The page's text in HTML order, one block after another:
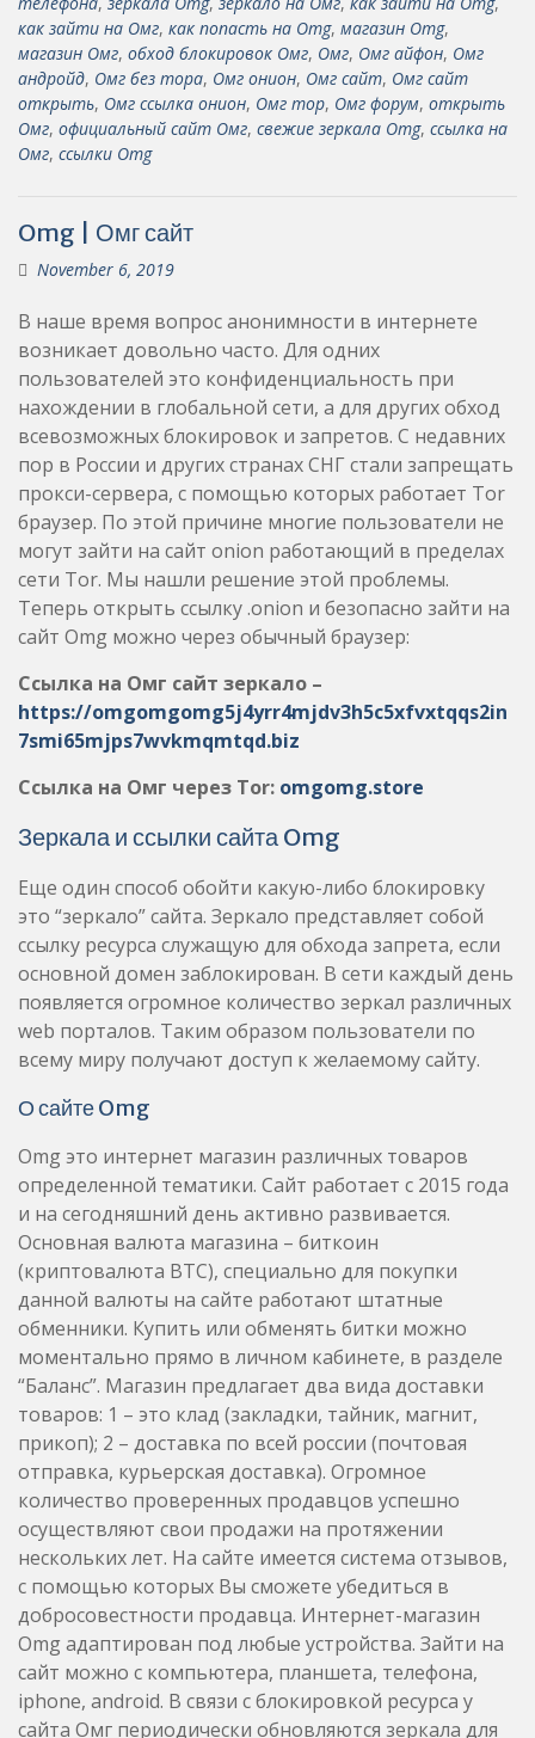
как зайти на Омг, как попасть на Omg, магазин Omg,
магазин Омг, обход блокировок Омг, Омг, Омг айфон, Омг
андройд, Омг без тора, Омг онион, Омг сайт, Омг сайт
открыть, Омг ссылка онион, Омг тор, Омг форум, открыть
Омг, официальный сайт Омг, свежие зеркала Omg, ссылка на
Омг, ссылки Omg
Omg | Омг сайт
November 6, 2019
В наше время вопрос анонимности в интернете
возникает довольно часто. Для одних
пользователей это конфиденциальность при
нахождении в глобальной сети, а для других обход
всевозможных блокировок и запретов. С недавних
пор в России и других странах СНГ стали запрещать
прокси-сервера, с помощью которых работает Tor
браузер. По этой причине многие пользователи не
могут зайти на сайт onion работающий в пределах
сети Tor. Мы нашли решение этой проблемы.
Теперь открыть ссылку .onion и безопасно зайти на
сайт Omg можно через обычный браузер:
Ссылка на Омг сайт зеркало –
https://omgomgomg5j4yrr4mjdv3h5c5xfvxtqqs2in
7smi65mjps7wvkmqmtqd.biz
Ссылка на Омг через Tor: omgomg.store
Зеркала и ссылки сайта Omg
Еще один способ обойти какую-либо блокировку
это “зеркало” сайта. Зеркало представляет собой
ссылку ресурса служащую для обхода запрета, если
основной домен заблокирован. В сети каждый день
появляется огромное количество зеркал различных
web порталов. Таким образом пользователи по
всему миру получают доступ к желаемому сайту.
О сайте Omg
Omg это интернет магазин различных товаров
определенной тематики. Сайт работает с 2015 года
и на сегодняшний день активно развивается.
Основная валюта магазина – биткоин
(криптовалюта BTC), специально для покупки
данной валюты на сайте работают штатные
обменники. Купить или обменять битки можно
моментально прямо в личном кабинете, в разделе
“Баланс”. Магазин предлагает два вида доставки
товаров: 1 – это клад (закладки, тайник, магнит,
прикоп); 2 – доставка по всей россии (почтовая
отправка, курьерская доставка). Огромное
количество проверенных продавцов успешно
осуществляют свои продажи на протяжении
нескольких лет. На сайте имеется система отзывов,
с помощью которых Вы сможете убедиться в
добросовестности продавца. Интернет-магазин
Omg адаптирован под любые устройства. Зайти на
сайт можно с компьютера, планшета, телефона,
iphone, android. В связи с блокировкой ресурса у
сайта Омг периодически обновляются зеркала для